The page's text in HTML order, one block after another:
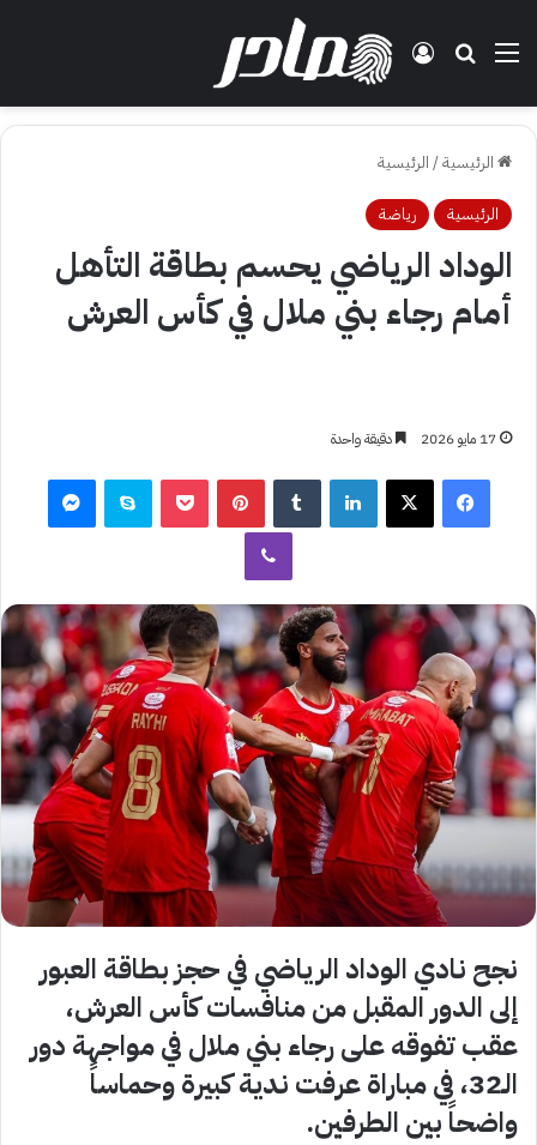
القائمة بحث عنتسجيل الدخول
الرئيسية/ الرئيسية
الرئيسية رياضة
الوداد الرياضي يحسم بطاقة التأهل
أمام رجاء بني ملال في كأس العرش
17 مايو 2026 دقيقة واحدة
فيسبوك‫X لينكدإن ‏Tumblr بينتيريست‫Pocket سكايب ماسنجر
ڤايبر
نجح نادي الوداد الرياضي في حجز بطاقة العبور
إلى الدور المقبل من منافسات كأس العرش،
عقب تفوقه على رجاء بني ملال في مواجهة دور
الـ32، في مباراة عرفت ندية كبيرة وحماساً
واضحاً بين الطرفين.